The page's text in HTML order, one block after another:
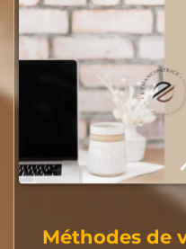
Méthodes de